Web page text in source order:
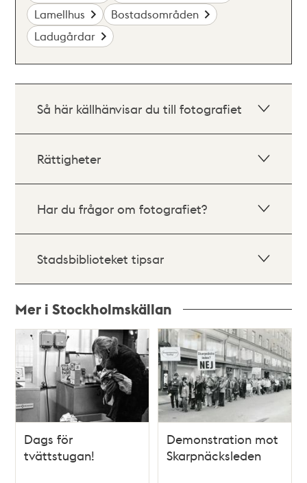
Lamellhus
Bostadsområden
Ladugårdar
Så här källhänvisar du till fotografiet
Rättigheter
Har du frågor om fotografiet?
Stadsbiblioteket tipsar
Mer i Stockholmskällan
Relaterade
poster
och
teman
Dags för
tvättstugan!
Demonstration mot
Skarpnäcksleden